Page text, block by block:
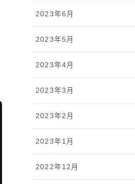
2023年6月
2023年5月
2023年4月
2023年3月
2023年2月
2023年1月
2022年12月